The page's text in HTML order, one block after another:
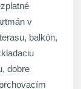
v
balkón,
dobre